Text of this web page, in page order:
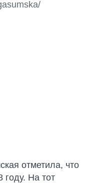
отметила, что
На тот